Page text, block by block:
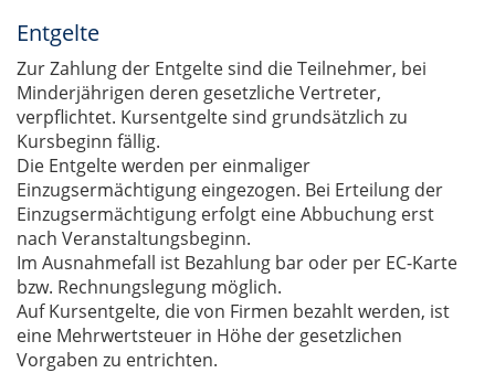
Entgelte
Zur Zahlung der Entgelte sind die Teilnehmer, bei
Minderjährigen deren gesetzliche Vertreter,
verpflichtet. Kursentgelte sind grundsätzlich zu
Kursbeginn fällig.
Die Entgelte werden per einmaliger
Einzugsermächtigung eingezogen. Bei Erteilung der
Einzugsermächtigung erfolgt eine Abbuchung erst
nach Veranstaltungsbeginn.
Im Ausnahmefall ist Bezahlung bar oder per EC-Karte
bzw. Rechnungslegung möglich.
Auf Kursentgelte, die von Firmen bezahlt werden, ist
eine Mehrwertsteuer in Höhe der gesetzlichen
Vorgaben zu entrichten.